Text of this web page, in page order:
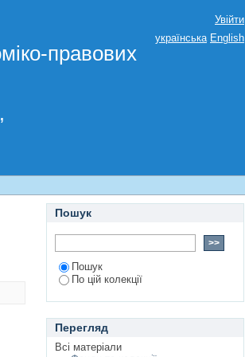
правових
Увійти
українська English
Пошук
Пошук
По цій колекції
Перегляд
Всі матеріали